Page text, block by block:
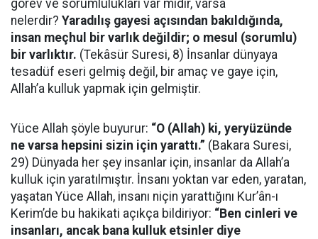
görev ve sorumlulukları var mıdır, varsa
nelerdir? Yaradılış gayesi açısından bakıldığında,
insan meçhul bir varlık değildir; o mesul (sorumlu)
bir varlıktır. (Tekâsür Suresi, 8) İnsanlar dünyaya
tesadüf eseri gelmiş değil, bir amaç ve gaye için,
Allah’a kulluk yapmak için gelmiştir.
Yüce Allah şöyle buyurur: “O (Allah) ki, yeryüzünde
ne varsa hepsini sizin için yarattı.” (Bakara Suresi,
29) Dünyada her şey insanlar için, insanlar da Allah’a
kulluk için yaratılmıştır. İnsanı yoktan var eden, yaratan,
yaşatan Yüce Allah, insanı niçin yarattığını Kur’ân-ı
Kerim’de bu hakikati açıkça bildiriyor: “Ben cinleri ve
insanları, ancak bana kulluk etsinler diye